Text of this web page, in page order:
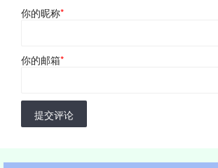
你的昵称*
你的邮箱*
提交评论